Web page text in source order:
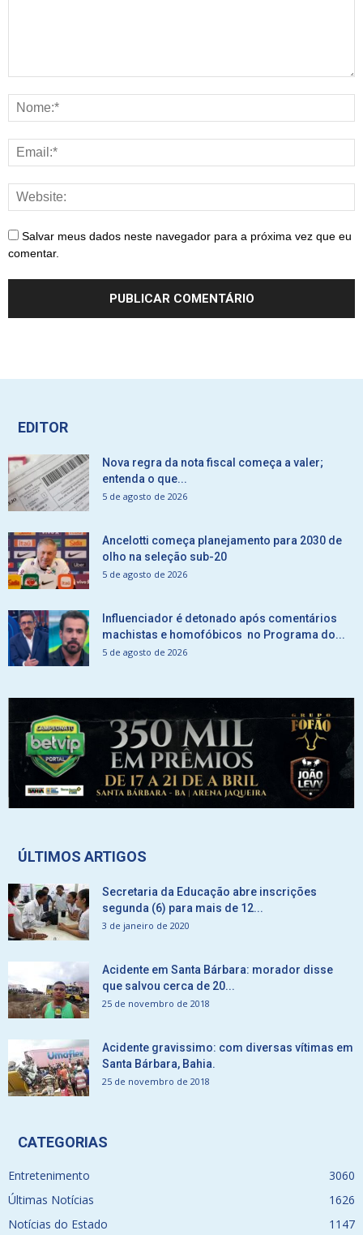
Salvar meus dados neste navegador para a próxima vez que eu
comentar.
EDITOR
Nova regra da nota fiscal começa a valer;
entenda o que...
5 de agosto de 2026
Ancelotti começa planejamento para 2030 de
olho na seleção sub-20
5 de agosto de 2026
Influenciador é detonado após comentários
machistas e homofóbicos no Programa do...
5 de agosto de 2026
ÚLTIMOS ARTIGOS
Secretaria da Educação abre inscrições
segunda (6) para mais de 12...
3 de janeiro de 2020
Acidente em Santa Bárbara: morador disse
que salvou cerca de 20...
25 de novembro de 2018
Acidente gravissimo: com diversas vítimas em
Santa Bárbara, Bahia.
25 de novembro de 2018
CATEGORIAS
Entretenimento
3060
Últimas Notícias
1626
Notícias do Estado
1147